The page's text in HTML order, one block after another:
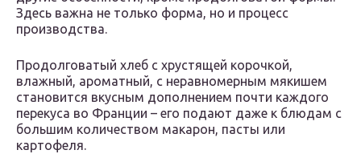
Здесь важна не только форма, но и процесс
производства.
Продолговатый хлеб с хрустящей корочкой,
влажный, ароматный, с неравномерным мякишем
становится вкусным дополнением почти каждого
перекуса во Франции – его подают даже к блюдам с
большим количеством макарон, пасты или
картофеля.